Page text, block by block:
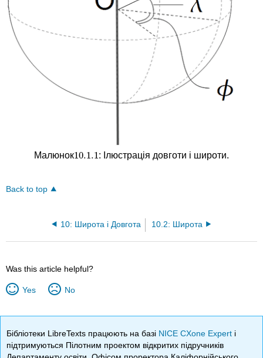
Малюнок10.1.1
10.1.1: Ілюстрація довготи і широти.
Back to top
10: Широта і Довгота 10.2: Широта
Was this article helpful?
Yes No
Бібліотеки LibreTexts працюють на базі NICE CXone Expert і
підтримуються Пілотним проектом відкритих підручників